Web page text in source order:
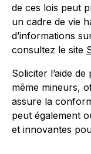
de ces lois peut
un cadre de vie
d’informations
consultez le site
Soliciter l’aide
même mineurs,
assure la
peut également
et innovantes